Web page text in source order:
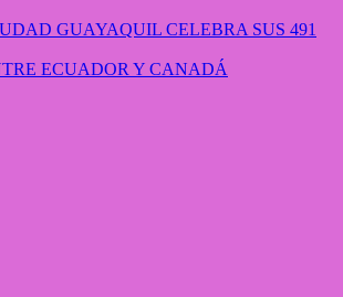
GUAYAQUIL CELEBRA SUS 491
ECUADOR Y CANADÁ